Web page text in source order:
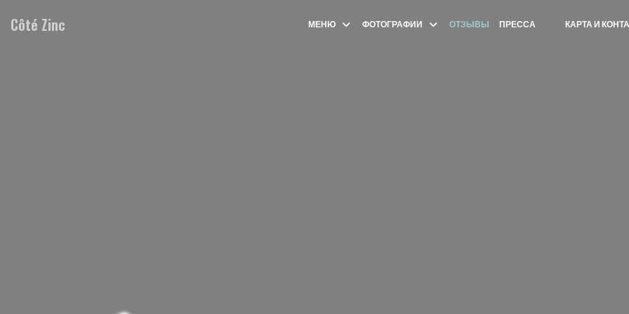
Côté Zinc МЕНЮ ФОТОГРАФИИ ОТЗЫВЫ ПРЕССА ((ОТКРЫВАЕТСЯ В
КАРТА И